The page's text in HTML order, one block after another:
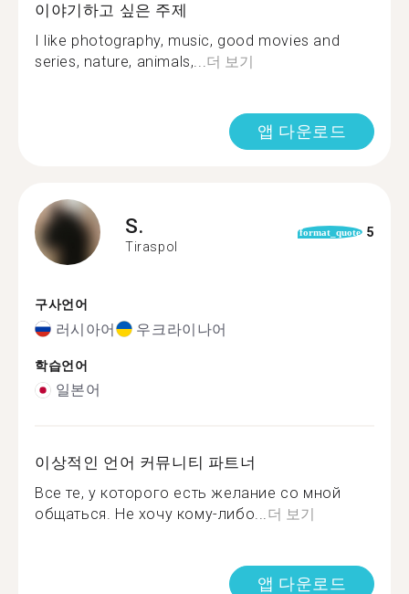
이야기하고 싶은 주제
I like photography, music, good movies and
series, nature, animals,...더 보기
앱 다운로드
S.
Tiraspol
format_quote 5
구사언어
러시아어 우크라이나어
학습언어
일본어
이상적인 언어 커뮤니티 파트너
Все те, у которого есть желание со мной
общаться. Не хочу кому-либо...더 보기
앱 다운로드